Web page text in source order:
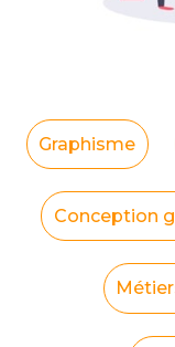
Graphisme
Conception